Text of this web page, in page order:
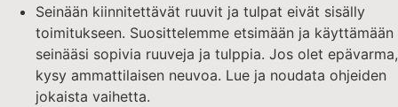
Seinään kiinnitettävät ruuvit ja tulpat eivät sisälly
toimitukseen. Suosittelemme etsimään ja käyttämään
seinääsi sopivia ruuveja ja tulppia. Jos olet epävarma,
kysy ammattilaisen neuvoa. Lue ja noudata ohjeiden
jokaista vaihetta.